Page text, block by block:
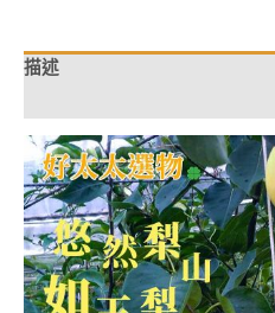
禮
盒
量
描述